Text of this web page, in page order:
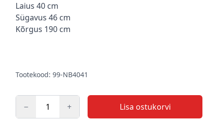
Laius 40 cm
Sügavus 46 cm
Kõrgus 190 cm
Tootekood: 99-NB4041
− + Lisa ostukorvi